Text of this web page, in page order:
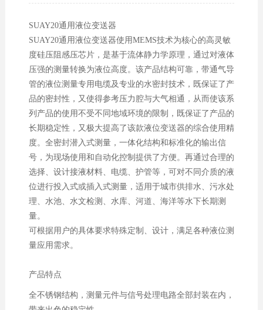
SUAY20通用液位变送器
SUAY20通用液位变送器使用MEMS技术为核心的高灵敏
度硅压阻感压芯片，是基于流体静力学原理，通过对液体
压强的测量转换为液位高度。该产品结构可靠，带通气导
管的液位测量专用电缆及专业的水密封技术，既保证了产
品的密封性，又使得参考压力腔与大气相通，从而使该系
列产品的使用不受不同地域环境的限制，既保证了产品的
长期稳定性，又极大提高了该款液位变送器的综合使用精
度。全密封潜入式测量，一体化结构和标准化的输出信
号，为现场使用和自动化控制提供了方便。再通过合理的
选择、设计接液材料、电缆、护管等，可对不同介质的液
位进行投入式或插入式测量，适用于城市供排水、污水处
理、水池、水文检测、水库、河道、海洋等水下长期测
量。
可根据用户的具体要求特殊定制、设计，满足各种液位测
量应用需求。
产品特点
全不锈钢结构，测量元件与信号处理电路全部封装在内，